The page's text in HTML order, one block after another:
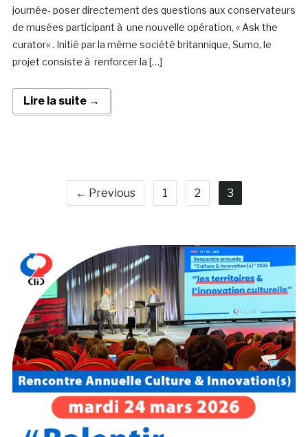
journée- poser directement des questions aux conservateurs
de musées participant à une nouvelle opération, « Ask the
curator« . Initié par la même société britannique, Sumo, le
projet consiste à renforcer la […]
Lire la suite →
← Previous 1 2 3